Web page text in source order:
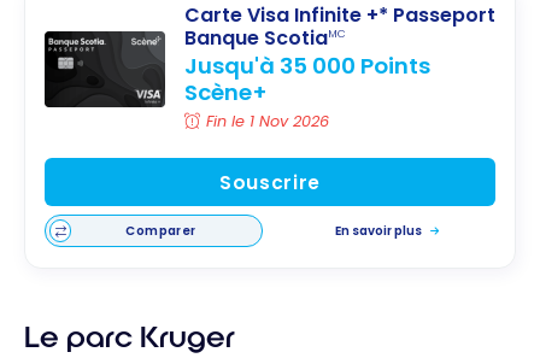
Carte Visa Infinite +* Passeport
Banque ScotiaMC
Jusqu'à 35 000 Points
Scène+
Fin le 1 Nov 2026
Souscrire
Comparer En savoir plus
Le parc Kruger